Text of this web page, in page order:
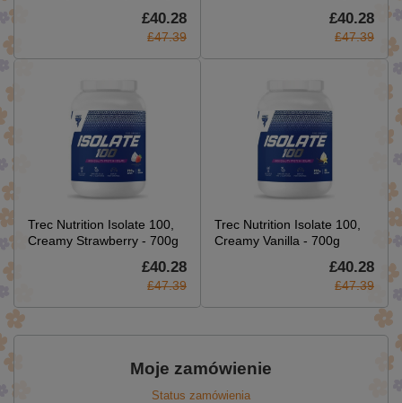
£40.28
£47.39
£40.28
£47.39
Trec Nutrition Isolate 100,
Creamy Strawberry - 700g
£40.28
£47.39
Trec Nutrition Isolate 100,
Creamy Vanilla - 700g
£40.28
£47.39
Moje zamówienie
Status zamówienia